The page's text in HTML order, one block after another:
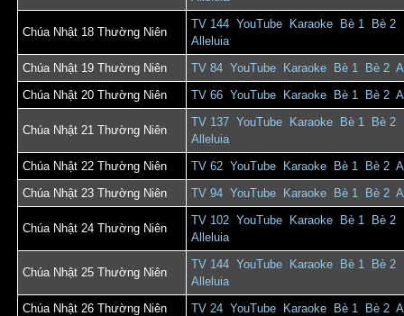
Chúa Nhật 18 Thường Niên
TV 144 YouTube Karaoke Bè 1
Bè 2
Alleluia
Chúa Nhật 19 Thường Niên
TV 84 YouTube Karaoke Bè 1 Bè 2
Chúa Nhật 20 Thường Niên
TV 66 YouTube Karaoke Bè 1 Bè 2
Chúa Nhật 21 Thường Niên
TV 137 YouTube Karaoke Bè 1
Bè 2
Alleluia
Chúa Nhật 22 Thường Niên
TV 62 YouTube Karaoke Bè 1 Bè 2
Chúa Nhật 23 Thường Niên
TV 94 YouTube Karaoke Bè 1 Bè 2
Chúa Nhật 24 Thường Niên
TV 102 YouTube Karaoke Bè 1
Bè 2
Alleluia
Chúa Nhật 25 Thường Niên
TV 144 YouTube Karaoke Bè 1
Bè 2
Alleluia
Chúa Nhật 26 Thường Niên
TV 24 YouTube Karaoke Bè 1 Bè 2